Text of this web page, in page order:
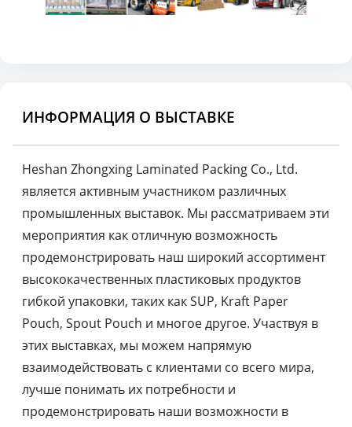
ИНФОРМАЦИЯ О ВЫСТАВКЕ
Heshan Zhongxing Laminated Packing Co., Ltd.
является активным участником различных
промышленных выставок. Мы рассматриваем эти
мероприятия как отличную возможность
продемонстрировать наш широкий ассортимент
высококачественных пластиковых продуктов
гибкой упаковки, таких как SUP, Kraft Paper
Pouch, Spout Pouch и многое другое. Участвуя в
этих выставках, мы можем напрямую
взаимодействовать с клиентами со всего мира,
лучше понимать их потребности и
продемонстрировать наши возможности в